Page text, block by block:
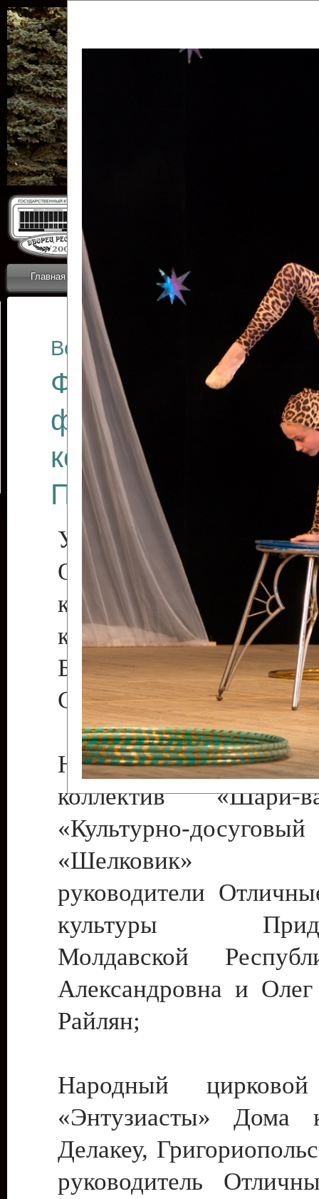
Главная Коллективы Новости
ОТЧЕТЫ ГКЦ
Все отчеты
Финал
фестиваля
коллективов
Приднестровского
Участники фестиваля:
Образцовый
коллектив
культуры с.
Бендеры ,
Светлана Георгиевна
Народный цирковой
коллектив
«Культурно-
«Шелковик»
руководители
культуры
Молдавской
Александровна и
Райлян;
Народный цирковой
«Энтузиасты» Дома
Делакеу,
руководитель